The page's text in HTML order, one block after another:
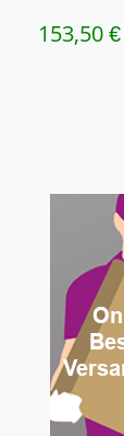
153,50 €